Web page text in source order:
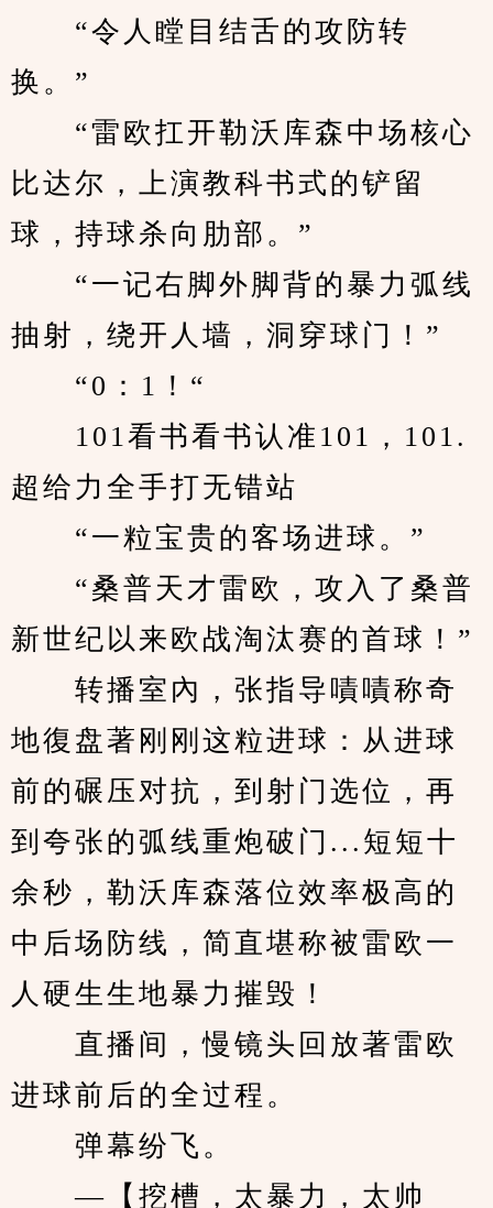
“令人瞠目结舌的攻防转
换。”
“雷欧扛开勒沃库森中场核心
比达尔，上演教科书式的铲留
球，持球杀向肋部。”
“一记右脚外脚背的暴力弧线
抽射，绕开人墙，洞穿球门！”
“0：1！“
101看书看书认准101，101.
超给力全手打无错站
“一粒宝贵的客场进球。”
“桑普天才雷欧，攻入了桑普
新世纪以来欧战淘汰赛的首球！”
转播室內，张指导嘖嘖称奇
地復盘著刚刚这粒进球：从进球
前的碾压对抗，到射门选位，再
到夸张的弧线重炮破门...短短十
余秒，勒沃库森落位效率极高的
中后场防线，简直堪称被雷欧一
人硬生生地暴力摧毁！
直播间，慢镜头回放著雷欧
进球前后的全过程。
弹幕纷飞。
—【挖槽，太暴力，太帅